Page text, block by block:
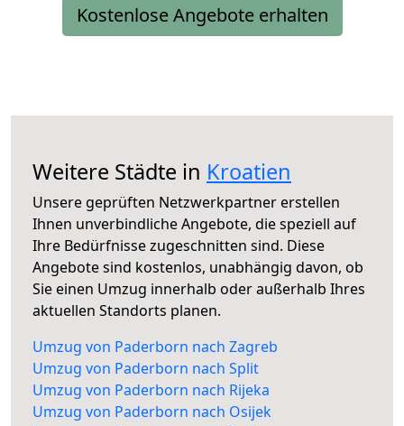
Kostenlose Angebote erhalten
Weitere Städte in Kroatien
Unsere geprüften Netzwerkpartner erstellen
Ihnen unverbindliche Angebote, die speziell auf
Ihre Bedürfnisse zugeschnitten sind. Diese
Angebote sind kostenlos, unabhängig davon, ob
Sie einen Umzug innerhalb oder außerhalb Ihres
aktuellen Standorts planen.
Umzug von Paderborn nach Zagreb
Umzug von Paderborn nach Split
Umzug von Paderborn nach Rijeka
Umzug von Paderborn nach Osijek